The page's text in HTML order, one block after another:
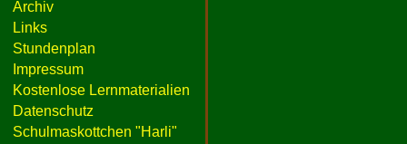
Archiv
Links
Stundenplan
Impressum
Kostenlose Lernmaterialien
Datenschutz
Schulmaskottchen "Harli"